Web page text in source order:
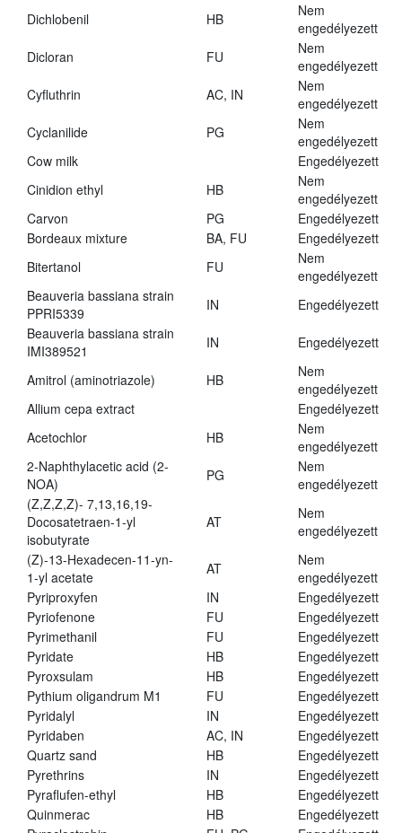
Dichlobenil
HB
Nem
engedélyezett
Dicloran
FU
Nem
engedélyezett
Cyfluthrin
AC, IN
Nem
engedélyezett
Cyclanilide
PG
Nem
engedélyezett
Cow milk
Engedélyezett
Cinidion ethyl
HB
Nem
engedélyezett
Carvon
PG
Engedélyezett
Bordeaux mixture
BA, FU
Engedélyezett
Bitertanol
FU
Nem
engedélyezett
Beauveria bassiana strain
PPRI5339
IN
Engedélyezett
Beauveria bassiana strain
IMI389521
IN Engedélyezett
Amitrol (aminotriazole) HB
Nem
engedélyezett
Allium cepa extract
Engedélyezett
Acetochlor
HB
Nem
engedélyezett
2-Naphthylacetic acid (2-
NOA)
PG
Nem
engedélyezett
(Z,Z,Z,Z)- 7,13,16,19-
Docosatetraen-1-yl
isobutyrate
AT
Nem
engedélyezett
(Z)-13-Hexadecen-11-yn-
1-yl acetate
AT
Nem
engedélyezett
Pyriproxyfen
IN
Engedélyezett
Pyriofenone
FU
Engedélyezett
Pyrimethanil
FU
Engedélyezett
Pyridate
HB
Engedélyezett
Pyroxsulam
HB
Engedélyezett
Pythium oligandrum M1
FU
Engedélyezett
Pyridalyl
IN
Engedélyezett
Pyridaben
AC, IN
Engedélyezett
Quartz sand
HB
Engedélyezett
Pyrethrins
IN
Engedélyezett
Pyraflufen-ethyl
HB
Engedélyezett
Quinmerac
HB
Engedélyezett